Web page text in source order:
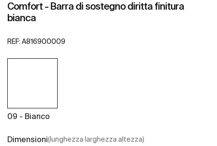
Comfort - Barra di sostegno diritta finitura
bianca
REF: A816900009
09 - Bianco
Dimensioni(lunghezza larghezza altezza)